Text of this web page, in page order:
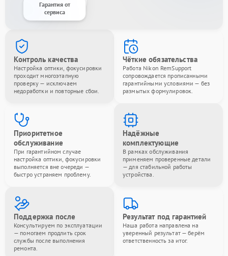
Гарантия от
сервиса
Контроль качества
Настройка оптики, фокусировки
проходит многоэтапную
проверку — исключаем
недоработки и повторные сбои.
Чёткие обязательства
Работа Nikon RemSupport
сопровождается прописанными
гарантийными условиями — без
размытых формулировок.
Приоритетное
обслуживание
При гарантийном случае
настройка оптики, фокусировки
выполняется вне очереди —
быстро устраняем проблему.
Надёжные
комплектующие
В рамках обслуживания
применяем проверенные детали
— для стабильной работы
устройства.
Поддержка после
Консультируем по эксплуатации
— помогаем продлить срок
службы после выполнения
ремонта.
Результат под гарантией
Наша работа направлена на
уверенный результат — берём
ответственность за итог.